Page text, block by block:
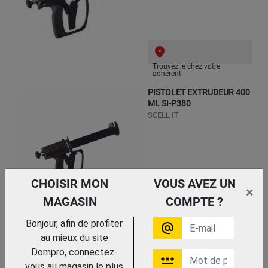
Trouvez le chez votre
adhérent
PISTOLET EXTRUDEUR 400
ML SI-P380
SCELL IT
Trouvez le chez votre
adhérent
PISTOLET EXTRUDEUR
BERCEAU
CHOISIR MON
MAGASIN
VOUS AVEZ UN
COMPTE ?
×
Bonjour, afin de profiter
au mieux du site
Dompro, connectez-
alternate_email
password